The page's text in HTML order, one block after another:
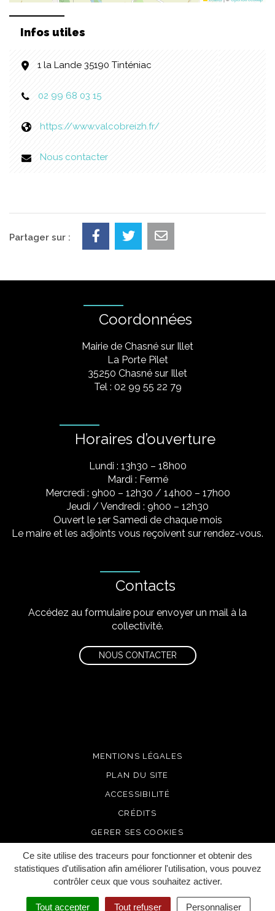
Ce site utilise des traceurs pour fonctionner et obtenir des
statistiques d'utilisation afin améliorer l'utilisation, vous pouvez
contrôler ceux que vous souhaitez activer.
Tout accepter Tout refuser Personnaliser
Infos utiles
1 la Lande 35190 Tinténiac
02 99 68 03 15
https://www.valcobreizh.fr/
Nous contacter
Partager sur :
Coordonnées
Mairie de Chasné sur Illet
La Porte Pilet
35250 Chasné sur Illet
Tel : 02 99 55 22 79
Horaires d’ouverture
Lundi : 13h30 – 18h00
Mardi : Fermé
Mercredi : 9h00 – 12h30 / 14h00 – 17h00
Jeudi / Vendredi : 9h00 – 12h30
Ouvert le 1er Samedi de chaque mois
Le maire et les adjoints vous reçoivent sur rendez-vous.
Contacts
Accédez au formulaire pour envoyer un mail à la
collectivité.
NOUS CONTACTER
MENTIONS LÉGALES
PLAN DU SITE
ACCESSIBILITÉ
CRÉDITS
GERER SES COOKIES